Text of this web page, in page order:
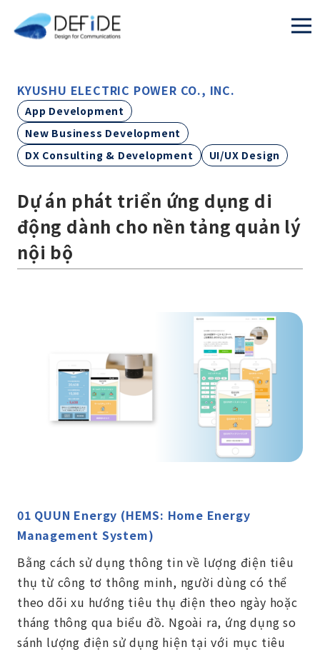
KYUSHU ELECTRIC POWER CO., INC.
App Development
New Business Development
DX Consulting & Development
UI/UX Design
Dự án phát triển ứng dụng di
động dành cho nền tảng quản lý
nội bộ
01 QUUN Energy (HEMS: Home Energy
Management System)
Bằng cách sử dụng thông tin về lượng điện tiêu
thụ từ công tơ thông minh, người dùng có thể
theo dõi xu hướng tiêu thụ điện theo ngày hoặc
tháng thông qua biểu đồ. Ngoài ra, ứng dụng so
sánh lượng điện sử dụng hiện tại với mục tiêu